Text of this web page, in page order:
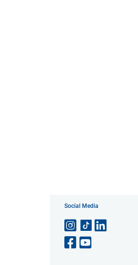
Social Media